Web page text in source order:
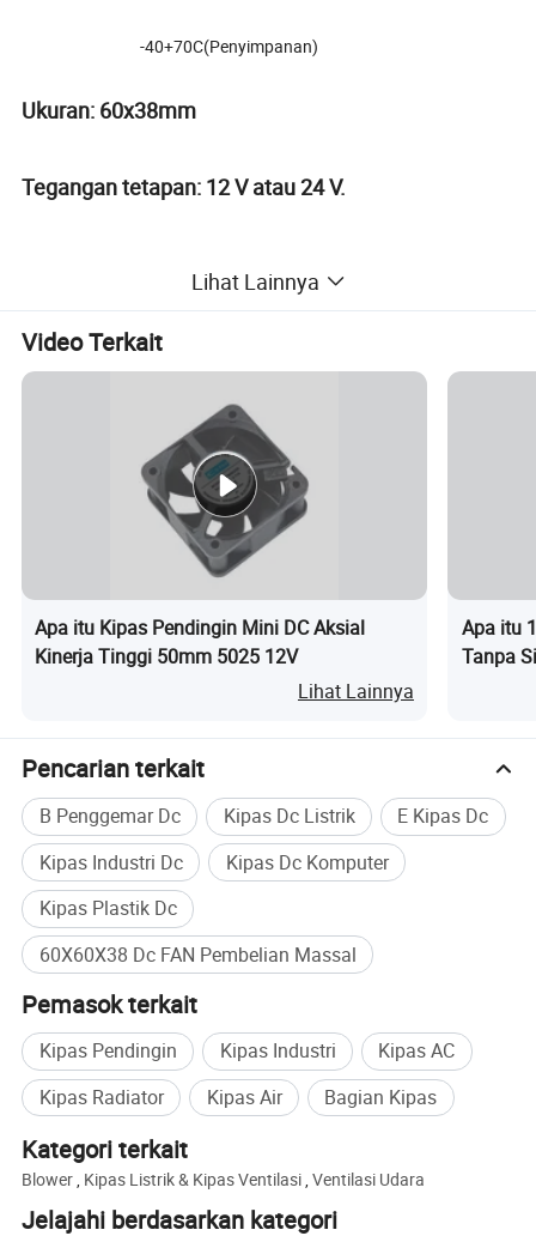
-40+70C(Penyimpanan)
Ukuran: 60x38mm
Tegangan tetapan: 12 V atau 24 V.
Kecepatan: 6000RPM 13000RPM
Lihat Lainnya
Video Terkait
Apa itu Kipas Pendingin Mini DC Aksial
Kinerja Tinggi 50mm 5025 12V
Lihat Lainnya
Apa itu
Tanpa
Pencarian terkait
B Penggemar Dc Kipas Dc Listrik
E Kipas Dc
Kipas Industri Dc
Kipas Dc Komputer
Kipas Plastik Dc
60X60X38 Dc FAN Pembelian Massal
Pemasok terkait
Kipas Pendingin Kipas Industri
Kipas AC
Kipas Radiator
Kipas Air Bagian Kipas
Kategori terkait
Blower, Kipas Listrik & Kipas Ventilasi,Ventilasi Udara
Jelajahi berdasarkan kategori